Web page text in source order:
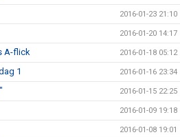
2016-01-23 21:10
2016-01-20 14:17
A-flick 2016-01-18 05:12
1 2016-01-16 23:34
2016-01-15 22:25
2016-01-09 19:18
2016-01-08 19:01